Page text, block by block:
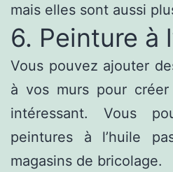
mais elles sont aussi
6. Peinture à
Vous pouvez ajouter
à vos murs pour
intéressant. Vous
peintures à l’huile
magasins de bricolage.